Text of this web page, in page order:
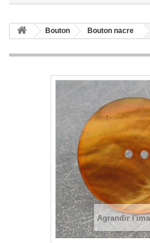
Bouton Bouton nacre
Agrandir